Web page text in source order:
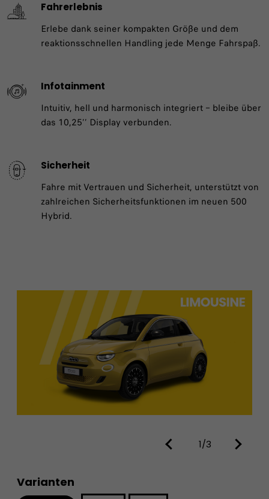
Fahrerlebnis
Erlebe dank seiner kompakten Größe und dem
reaktionsschnellen Handling jede Menge Fahrspaß.
Infotainment
Intuitiv, hell und harmonisch integriert – bleibe über
das 10,25’’ Display verbunden.
Sicherheit
Fahre mit Vertrauen und Sicherheit, unterstützt von
zahlreichen Sicherheitsfunktionen im neuen 500
Hybrid.
1/3
Varianten